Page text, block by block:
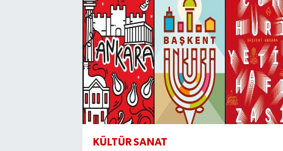
KÜLTÜR SANAT